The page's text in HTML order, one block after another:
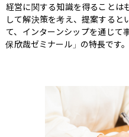
経営に関する知識を得ることは
して解決策を考え、提案すると
て、インターンシップを通じて
保欣哉ゼミナール」の特長です。